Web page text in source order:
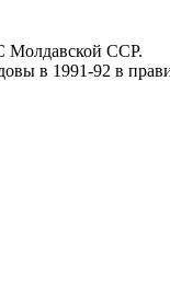
ССР.
в 1991-92 в